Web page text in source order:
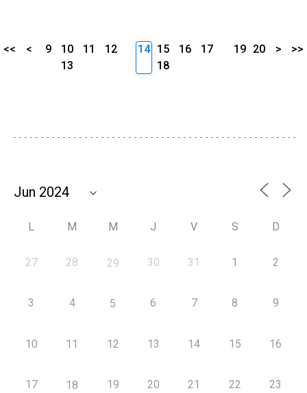
<< < 9 10 11
12
13
14 15 16
17
18
19 20 > >>
L M M J V S D
27 28 29 30 31 1 2
3 4 5 6 7 8 9
10 11 12 13 14 15 16
17 18 19 20 21 22 23